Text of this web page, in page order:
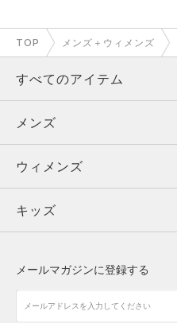
TOP メンズ＋ウィメンズ
すべてのアイテム
メンズ
ウィメンズ
キッズ
アクセサリー
メンズ
トップス
ボトムス
アクセサリー
ウィメンズ
トップス
シューズ
キッズ
メールマガジンに登録する